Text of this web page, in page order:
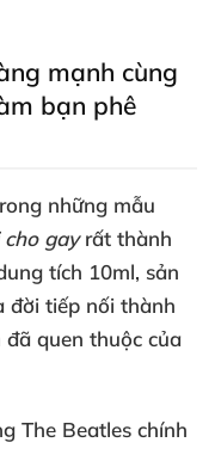
mạnh cùng
bạn phê
những mẫu
gayrất thành
tích 10ml, sản
đời tiếp nối thành
đã quen thuộc của